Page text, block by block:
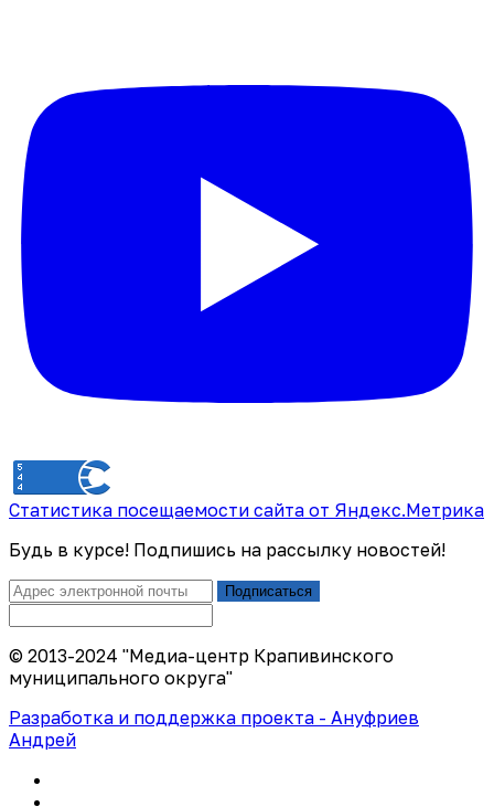
Статистика посещаемости сайта от Яндекс.Метрика
Будь в курсе! Подпишись на рассылку новостей!
Подписаться
© 2013-2024 "Медиа-центр Крапивинского
муниципального округа"
Разработка и поддержка проекта - Ануфриев
Андрей